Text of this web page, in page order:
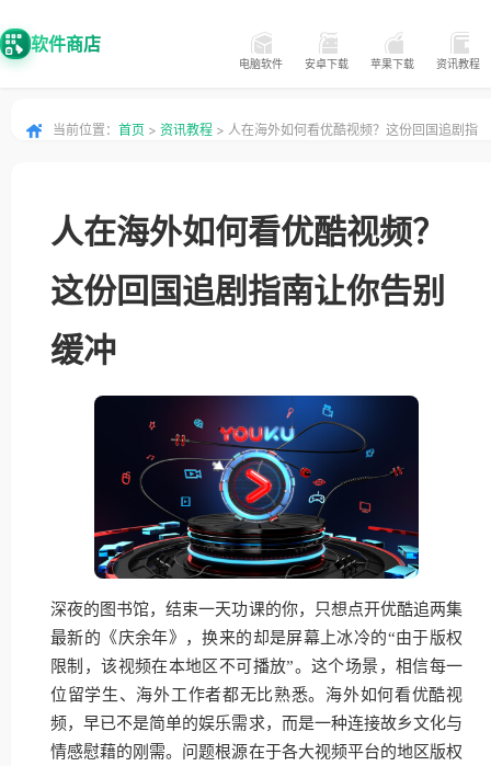
软件商店
电脑软件 安卓下载 苹果下载 资讯教程
当前位置： 首页 > 资讯教程 > 人在海外如何看优酷视频？这份回国追剧指
人在海外如何看优酷视频？
这份回国追剧指南让你告别
缓冲
深夜的图书馆，结束一天功课的你，只想点开优酷追两集
最新的《庆余年》，换来的却是屏幕上冰冷的“由于版权
限制，该视频在本地区不可播放”。这个场景，相信每一
位留学生、海外工作者都无比熟悉。海外如何看优酷视
频，早已不是简单的娱乐需求，而是一种连接故乡文化与
情感慰藉的刚需。问题根源在于各大视频平台的地区版权